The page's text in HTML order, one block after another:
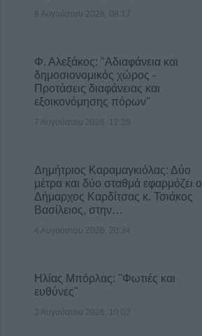
8 Αυγούστου 2026, 08:17
Φ. Αλεξάκος: "Αδιαφάνεια και
δημοσιονομικός χώρος -
Προτάσεις διαφάνειας και
εξοικονόμησης πόρων"
7 Αυγούστου 2026, 12:29
Δημήτριος Καραμαγκιόλας: Δύο
μέτρα και δύο σταθμά εφαρμόζει ο
Δήμαρχος Καρδίτσας κ. Τσιάκος
Βασίλειος, στην…
4 Αυγούστου 2026, 20:34
Ηλίας Μπόρλας: "Φωτιές και
ευθύνες"
3 Αυγούστου 2026, 10:02